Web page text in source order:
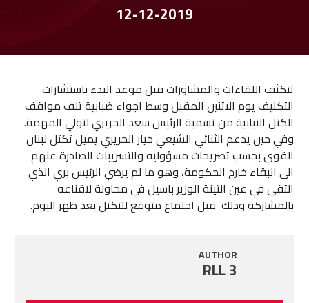
12-12-2019
تتكثف اللقاءات والمشاورات قبل موعد البدء باستشارات
التكليف يوم الاثنين المقبل وسط اجواء ضبابية تلف مواقف
الكتل النيابية من تسمية الرئيس سعد الحريري لتولي المهمة.
وفي حين يدعم الثنائي الشيعي خيار الحريري يميل تكتل لبنان
القوي بحسب تصريحات مسؤوليه والتسريبات الصادرة عنهم
الى البقاء خارج الحكومة، وهو ما لم يرضي الرئيس بري الذي
التقى في عين التينة الوزير باسيل في محاولة لاقناعه
بالمشاركة وذلك قبل اجتماع متوقع للتكتل بعد ظهر اليوم.
AUTHOR
RLL 3